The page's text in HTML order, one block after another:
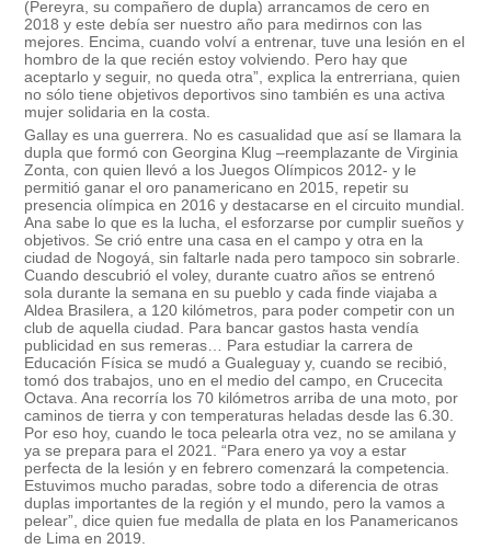
(Pereyra, su compañero de dupla) arrancamos de cero en
2018 y este debía ser nuestro año para medirnos con las
mejores. Encima, cuando volví a entrenar, tuve una lesión en el
hombro de la que recién estoy volviendo. Pero hay que
aceptarlo y seguir, no queda otra”, explica la entrerriana, quien
no sólo tiene objetivos deportivos sino también es una activa
mujer solidaria en la costa.
Gallay es una guerrera. No es casualidad que así se llamara la
dupla que formó con Georgina Klug –reemplazante de Virginia
Zonta, con quien llevó a los Juegos Olímpicos 2012- y le
permitió ganar el oro panamericano en 2015, repetir su
presencia olímpica en 2016 y destacarse en el circuito mundial.
Ana sabe lo que es la lucha, el esforzarse por cumplir sueños y
objetivos. Se crió entre una casa en el campo y otra en la
ciudad de Nogoyá, sin faltarle nada pero tampoco sin sobrarle.
Cuando descubrió el voley, durante cuatro años se entrenó
sola durante la semana en su pueblo y cada finde viajaba a
Aldea Brasilera, a 120 kilómetros, para poder competir con un
club de aquella ciudad. Para bancar gastos hasta vendía
publicidad en sus remeras… Para estudiar la carrera de
Educación Física se mudó a Gualeguay y, cuando se recibió,
tomó dos trabajos, uno en el medio del campo, en Crucecita
Octava. Ana recorría los 70 kilómetros arriba de una moto, por
caminos de tierra y con temperaturas heladas desde las 6.30.
Por eso hoy, cuando le toca pelearla otra vez, no se amilana y
ya se prepara para el 2021. “Para enero ya voy a estar
perfecta de la lesión y en febrero comenzará la competencia.
Estuvimos mucho paradas, sobre todo a diferencia de otras
duplas importantes de la región y el mundo, pero la vamos a
pelear”, dice quien fue medalla de plata en los Panamericanos
de Lima en 2019.